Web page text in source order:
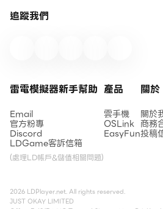
追蹤我們
雷電模擬器新手幫助
Email
官方粉專
Discord
LDGame客訴信箱
(處理LD帳戶&儲值相關問題)
產品
雲手機
OSLink
EasyFun
關於
關於
商務
投稿
2026 LDPlayer.net. All rights reserved.
JUST OKAY LIMITED